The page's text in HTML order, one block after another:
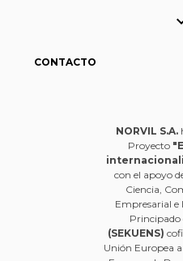
CONTACTO
NORVIL S.A.
Proyecto
con el apoyo
Ciencia,
Empresarial e
Principado
(SEKUENS)
Unión Europea